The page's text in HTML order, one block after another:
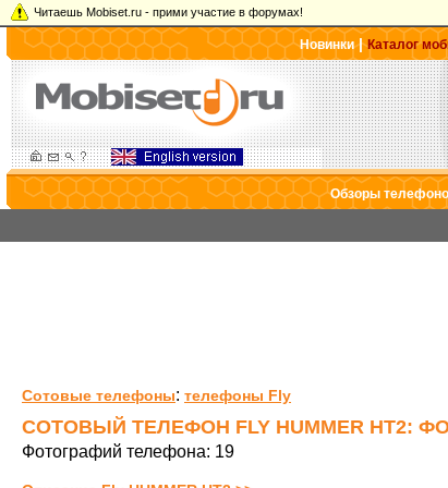
Читаешь Mobiset.ru - прими участие в форумах!
Новинки|Каталог
Обзоры
Сотовые телефоны: телефоны Fly
СОТОВЫЙ ТЕЛЕФОН FLY HUMMER HT2:
Фотографий телефона: 19